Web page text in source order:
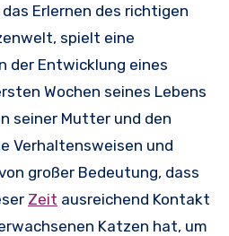
Erlernen des richtigen
spielt eine
der Entwicklung eines
Wochen seines Lebens
seiner Mutter und den
Verhaltensweisen und
großer Bedeutung, dass
Zeit ausreichend Kontakt
Katzen hat, um